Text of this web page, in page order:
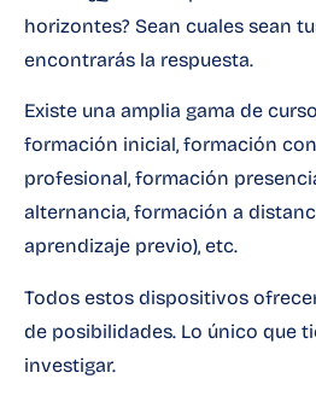
horizontes? Sean cuales sean
encontrarás la respuesta.
Existe una amplia gama de
formación inicial, formación
profesional, formación
alternancia, formación a
aprendizaje previo), etc.
Todos estos dispositivos
de posibilidades. Lo único que
investigar.